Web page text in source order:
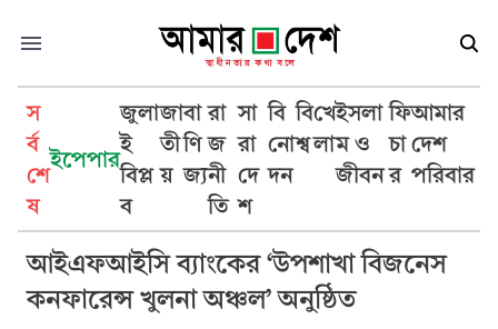
স
র্ব
শে
ষ
ইপেপার
জুলা
ই
বিপ্ল
ব
জা
তী
য়
বা
ণি
জ্য
রা
জ
নী
তি
সা
রা
দে
শ
বি
নো
দন
বি
শ্ব
খে
লা
ইসলা
ম ও
জীবন
ফি
চা
র
আমার
দেশ
পরিবার
আইএফআইসি ব্যাংক
আইএফআইসি ব্যাংকের ‘উপশাখা বিজনেস
কনফারেন্স খুলনা অঞ্চল’ অনুষ্ঠিত